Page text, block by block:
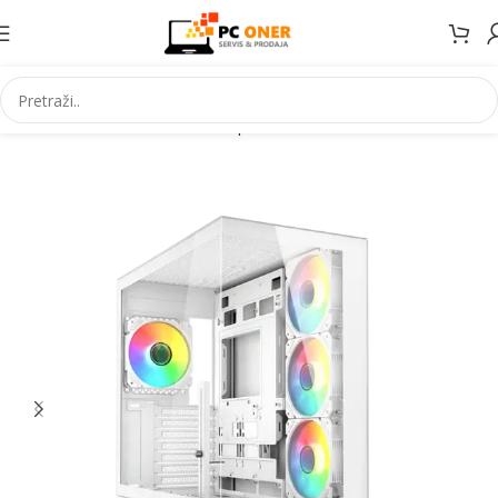
Početna Informatika PC komponente Kućišta